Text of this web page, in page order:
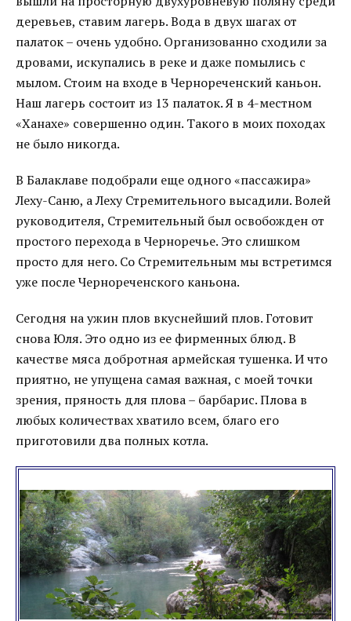
деревьев, ставим лагерь. Вода в двух шагах от
палаток – очень удобно. Организованно сходили за
дровами, искупались в реке и даже помылись с
мылом. Стоим на входе в Чернореченский каньон.
Наш лагерь состоит из 13 палаток. Я в 4-местном
«Ханахе» совершенно один. Такого в моих походах
не было никогда.
В Балаклаве подобрали еще одного «пассажира»
Леху-Саню, а Леху Стремительного высадили. Волей
руководителя, Стремительный был освобожден от
простого перехода в Черноречье. Это слишком
просто для него. Со Стремительным мы встретимся
уже после Чернореченского каньона.
Сегодня на ужин плов вкуснейший плов. Готовит
снова Юля. Это одно из ее фирменных блюд. В
качестве мяса добротная армейская тушенка. И что
приятно, не упущена самая важная, с моей точки
зрения, пряность для плова – барбарис. Плова в
любых количествах хватило всем, благо его
приготовили два полных котла.